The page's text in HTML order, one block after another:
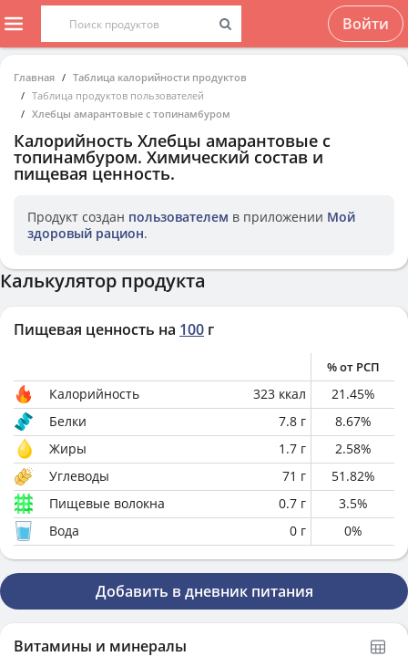
Войти
Главная
Таблица калорийности продуктов
Таблица продуктов пользователей
Хлебцы амарантовые с топинамбуром
Калорийность Хлебцы амарантовые с
топинамбуром. Химический состав и
пищевая ценность.
Продукт создан пользователем в приложении Мой
здоровый рацион.
Калькулятор продукта
Пищевая ценность на 100 г
% от РСП
Калорийность 323 ккал 21.45%
Белки
7.8 г 8.67%
Жиры
1.7 г 2.58%
Углеводы
71 г 51.82%
Пищевые волокна
0.7 г 3.5%
Вода
0 г 0%
Добавить в дневник питания
Витамины и минералы